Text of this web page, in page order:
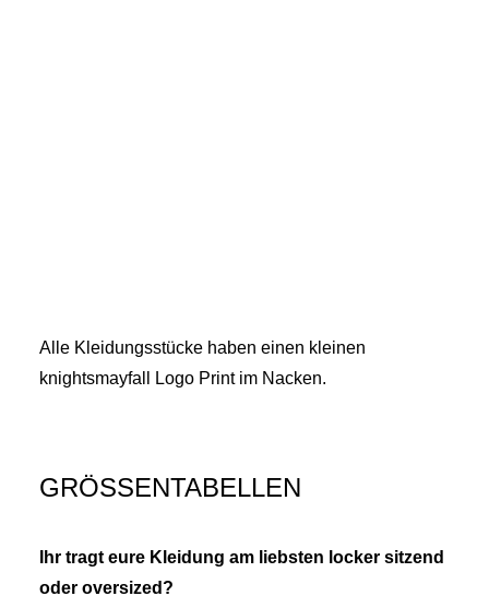
Alle Kleidungsstücke haben einen kleinen
knightsmayfall Logo Print im Nacken.
GRÖSSENTABELLEN
Ihr tragt eure Kleidung am liebsten locker sitzend
oder oversized?